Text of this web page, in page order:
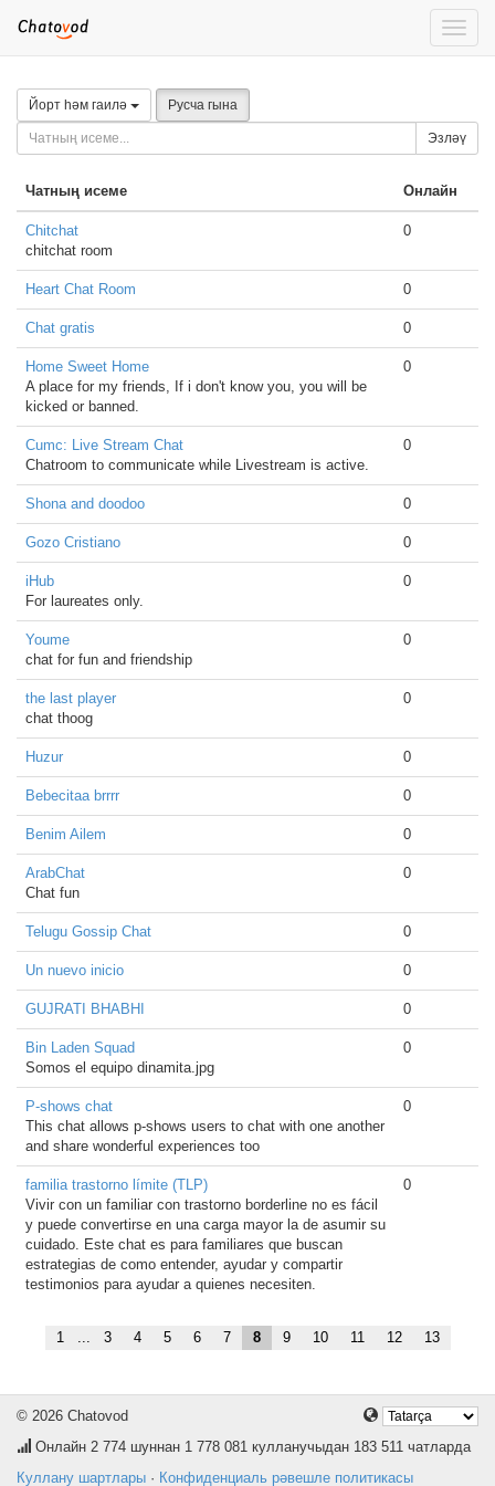
Toggle
Йорт һәм гаилә Русча гына
Эзләү
Чатның исеме Онлайн
Chitchat
chitchat room
0
Heart Chat Room 0
Chat gratis 0
Home Sweet Home
A place for my friends, If i don't know you, you will be
kicked or banned.
0
Cumc: Live Stream Chat
Chatroom to communicate while Livestream is active.
0
Shona and doodoo 0
Gozo Cristiano 0
iHub
For laureates only.
0
Youme
chat for fun and friendship
0
the last player
chat thoog
0
Huzur 0
Bebecitaa brrrr 0
Benim Ailem 0
ArabChat
Chat fun
0
Telugu Gossip Chat 0
Un nuevo inicio 0
GUJRATI BHABHI 0
Bin Laden Squad
Somos el equipo dinamita.jpg
0
P-shows chat
This chat allows p-shows users to chat with one another
and share wonderful experiences too
0
familia trastorno límite (TLP)
Vivir con un familiar con trastorno borderline no es fácil
y puede convertirse en una carga mayor la de asumir su
cuidado. Este chat es para familiares que buscan
estrategias de como entender, ayudar y compartir
testimonios para ayudar a quienes necesiten.
0
1 ... 3 4 5 6 7 8 9 10 11 12 13
© 2026 Chatovod
Онлайн 2 774 шуннан 1 778 081 кулланучыдан 183 511 чатларда
Куллану шартлары · Конфиденциаль рәвешле политикасы